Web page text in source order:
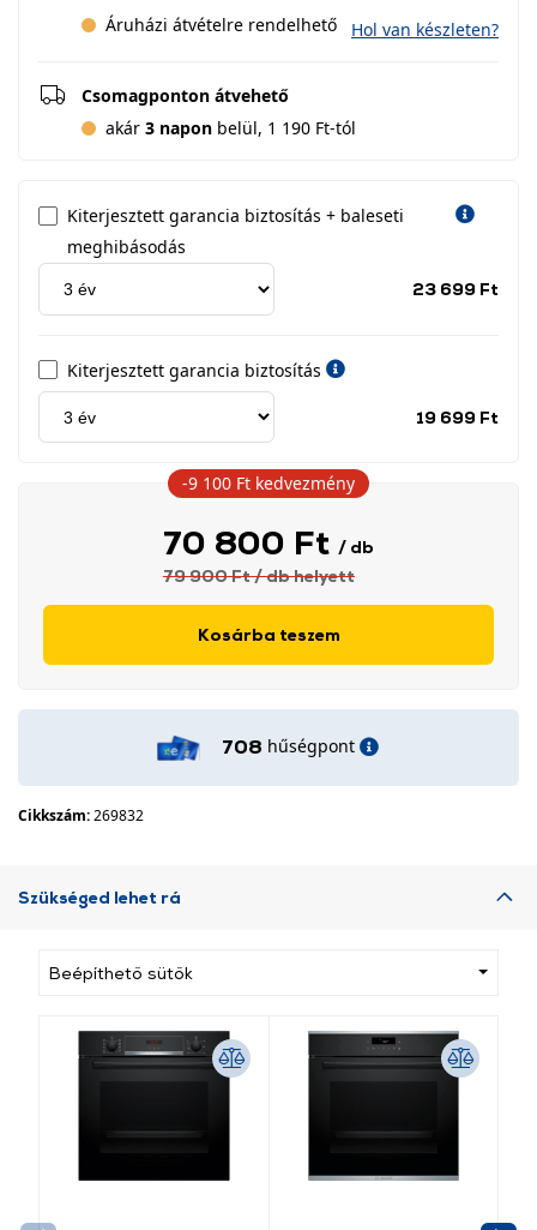
Áruházi átvételre rendelhető
Hol van készleten?
Csomagponton átvehető
akár 3 napon belül, 1 190 Ft-tól
Kiterjesztett garancia biztosítás + baleseti
meghibásodás
23 699 Ft
Kiterjesztett garancia biztosítás
19 699 Ft
70 800 Ft / db
79 900 Ft/ dbhelyett
Kosárba teszem
-9 100 Ft kedvezmény
708 hűségpont
Cikkszám:269832
Szükséged lehet rá
Beépíthető sütők